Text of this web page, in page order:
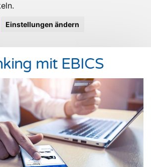
Einstellungen ändern
mit EBICS